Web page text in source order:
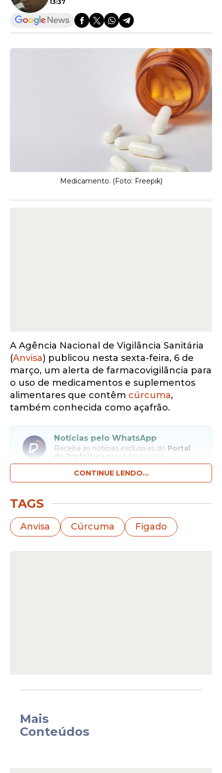
13:37
Medicamento. (Foto: Freepik)
A Agência Nacional de Vigilância Sanitária
(Anvisa) publicou nesta sexta-feira, 6 de
março, um alerta de farmacovigilância para
o uso de medicamentos e suplementos
alimentares que contêm cúrcuma,
também conhecida como açafrão.
Notícias pelo WhatsApp
Receba as notícias exclusivas do Portal
de Prefeitura
pelo nosso canal.
Entrar no canal
internacionais identificaram casos raros,
mas graves, de inflamação e de danos ao
“O problema está associado especialmente
a formulações e tecnologias que promovem
um aumento na absorção da curcumina em
CONTINUE LENDO...
TAGS
Anvisa Cúrcuma Figado
Mais
Conteúdos